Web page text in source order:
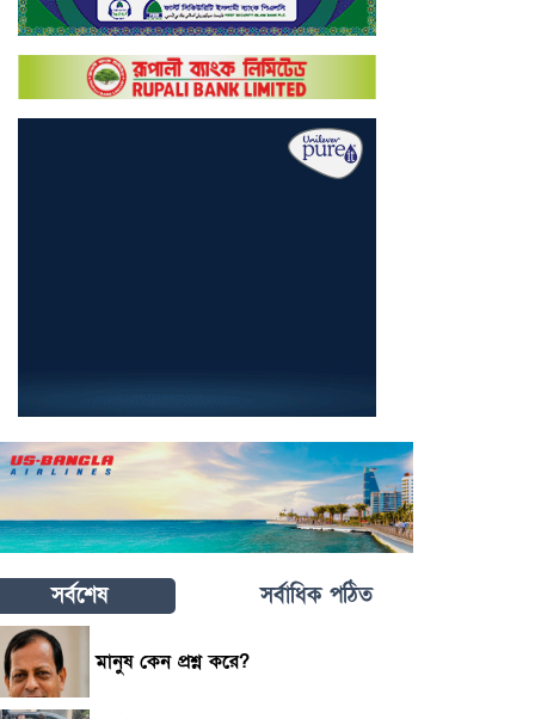
সর্বশেষ সর্বাধিক পঠিত
মানুষ কেন প্রশ্ন করে?